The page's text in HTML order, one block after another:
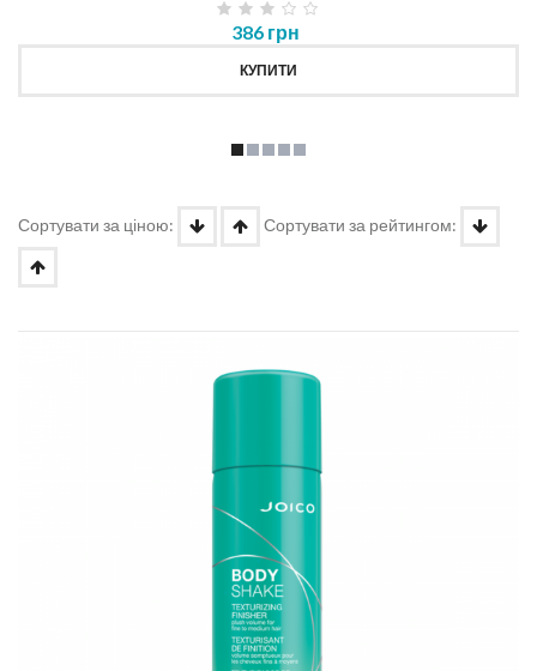
386 грн
КУПИТИ
Сортувати за ціною: Сортувати за рейтингом: